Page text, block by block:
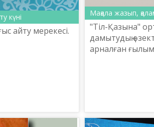
күні
айту мерекесі.
Мақала жазып,
"Тіл-Қазына"
дамытудың
арналған